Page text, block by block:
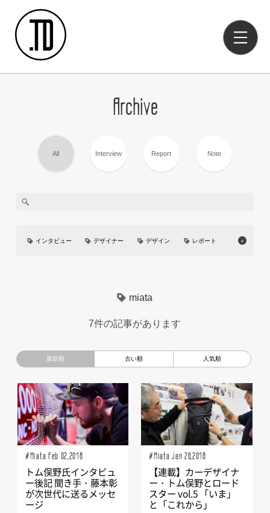
Archive
All Interview Report Note
＋
インタビュー デザイナー デザイン レポート
電動キックスクーター CAR STYLING
miata
7件の記事があります
#Miata Feb 02,2018
トム俣野氏インタビュ
ー後記 聞き手・藤本彰
が次世代に送るメッセ
ージ
#Miata Jan 26,2018
【連載】カーデザイナ
ー・トム俣野とロード
スター vol.5 「いま」
と「これから」